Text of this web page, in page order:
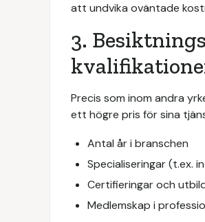
att undvika oväntade
3.
Precis som inom andra
ett högre pris för sina
Antal år i branschen
Specialiseringar (t.ex.
Certifieringar och
Medlemskap i